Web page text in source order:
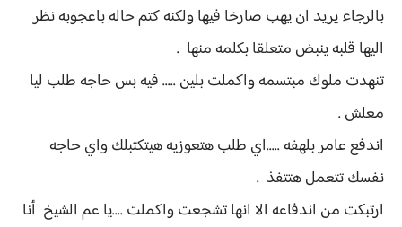
بالرجاء يريد ان يهب صارخا فيها ولكنه كتم حاله باعجوبه نظر
اليها قلبه ينبض متعلقا بكلمه منها .
تنهدت ملوك مبتسمه واكملت بلين ..... فيه بس حاجه طلب ليا
معلش .
اندفع عامر بلهفه .....اي طلب هتعوزيه هيتكتبلك واي حاجه
نفسك تتعمل هتتفذ .
ارتبكت من اندفاعه الا انها تشجعت واكملت ....يا عم الشيخ أنا